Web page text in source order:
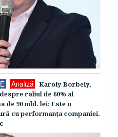
Analiză
Karoly Borbely,
raliul de 60% al
de 90 mld. lei: Este o
cu performanţa companiei.